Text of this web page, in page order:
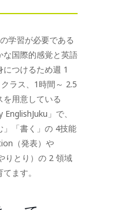
学習が必要である
な国際的感覚と英語
つけるため週 1
ラス、1時間～ 2.5
用意している
」で、
」「書く」の 4技能
（発表）や
りとり）の 2 領域
ます。